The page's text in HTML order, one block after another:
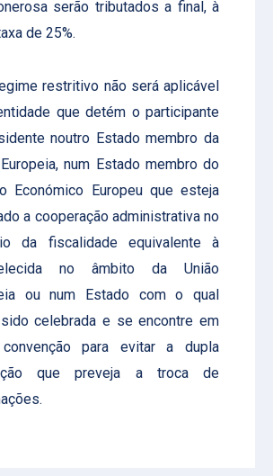
serão tributados a final, à
de 25%.
restritivo não será aplicável
que detém o participante
noutro Estado membro da
num Estado membro do
Económico Europeu que esteja
a cooperação administrativa no
da fiscalidade equivalente à
no âmbito da União
ou num Estado com o qual
celebrada e se encontre em
para evitar a dupla
que preveja a troca de